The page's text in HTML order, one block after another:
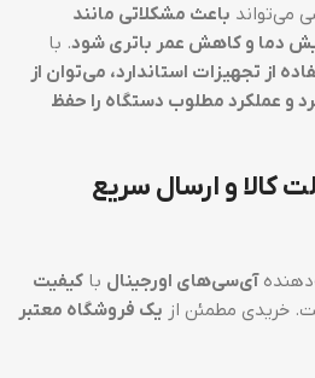
می‌تواند باعث مشکلاتی مانند
دما و کاهش عمر باتری شود. با
از تجهیزات استاندارد، می‌توان از
و عملکرد مطلوب دستگاه را حفظ
و ارسال سریع
آی‌سی‌های اورجینال با کیفیت
خریدی مطمئن از یک فروشگاه معتبر